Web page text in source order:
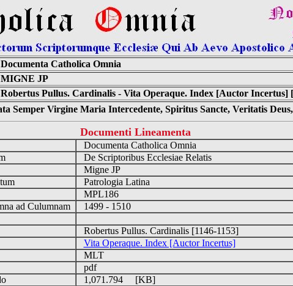
Documenta Catholica Omnia
MIGNE JP
Robertus Pullus. Cardinalis - Vita Operaque. Index [Auctor Incertus]
Semper Virgine Maria Intercedente, Spiritus Sancte, Veritatis
Documenti Lineamenta
Documenta Catholica Omnia
De Scriptoribus Ecclesiae Relatis
Migne JP
Patrologia Latina
MPL186
ad Culumnam
1499 - 1510
Robertus Pullus. Cardinalis [1146-1153]
Vita Operaque. Index [Auctor Incertus]
MLT
pdf
1,071.794 [KB]